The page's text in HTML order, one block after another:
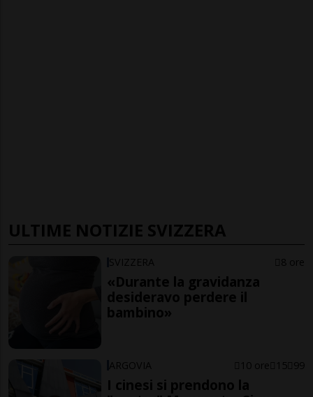
ULTIME NOTIZIE SVIZZERA
SVIZZERA 8 ore
«Durante la gravidanza
desideravo perdere il
bambino»
ARGOVIA 10 ore 15 99
I cinesi si prendono la